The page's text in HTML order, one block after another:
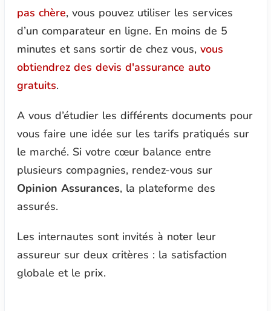
pas chère, vous pouvez utiliser les services
d’un comparateur en ligne. En moins de 5
minutes et sans sortir de chez vous, vous
obtiendrez des devis d'assurance auto
gratuits.
A vous d’étudier les différents documents pour
vous faire une idée sur les tarifs pratiqués sur
le marché. Si votre cœur balance entre
plusieurs compagnies, rendez-vous sur
Opinion Assurances, la plateforme des
assurés.
Les internautes sont invités à noter leur
assureur sur deux critères : la satisfaction
globale et le prix.